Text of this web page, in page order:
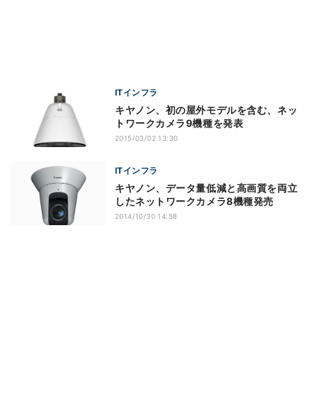
ITインフラ
キヤノン、初の屋外モデルを含む、ネッ
トワークカメラ9機種を発表
2015/03/02 13:30
ITインフラ
キヤノン、データ量低減と高画質を両立
したネットワークカメラ8機種発売
2014/10/30 14:58